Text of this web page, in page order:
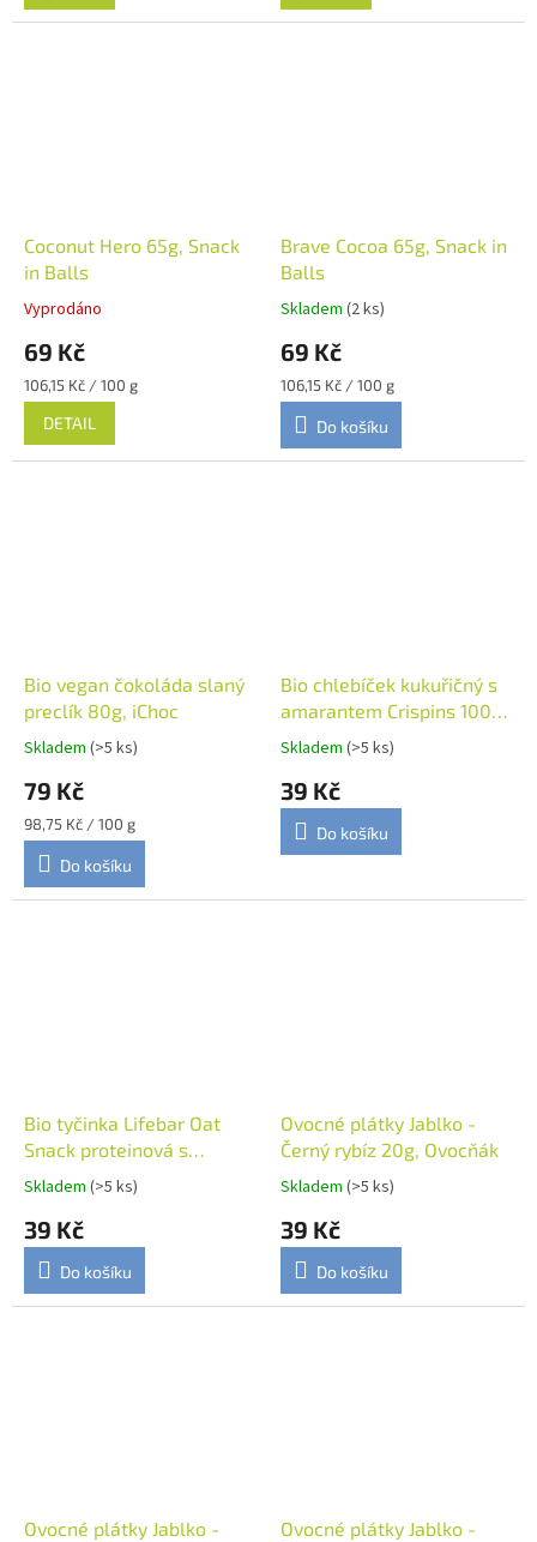
Coconut Hero 65g, Snack
in Balls
Vyprodáno
69 Kč
Měrná
cena:
106,15 Kč / 100 g
DETAIL
Brave Cocoa 65g, Snack in
Balls
Skladem (2 ks)
69 Kč
Měrná
cena:
106,15 Kč / 100 g
Do košíku
Bio vegan čokoláda slaný
preclík 80g, iChoc
Skladem (>5 ks)
79 Kč
Měrná
cena:
98,75 Kč / 100 g
Do košíku
Bio chlebíček kukuřičný s
amarantem Crispins 100g,
Extrudo
Skladem (>5 ks)
39 Kč
Do košíku
Bio tyčinka Lifebar Oat
Snack proteinová s
čokoládou 40g, Lifefood
Skladem (>5 ks)
39 Kč
Do košíku
Ovocné plátky Jablko -
Černý rybíz 20g, Ovocňák
Skladem (>5 ks)
39 Kč
Do košíku
Ovocné plátky Jablko -
Ovocné plátky Jablko -